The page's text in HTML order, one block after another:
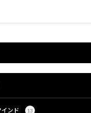
インド 13